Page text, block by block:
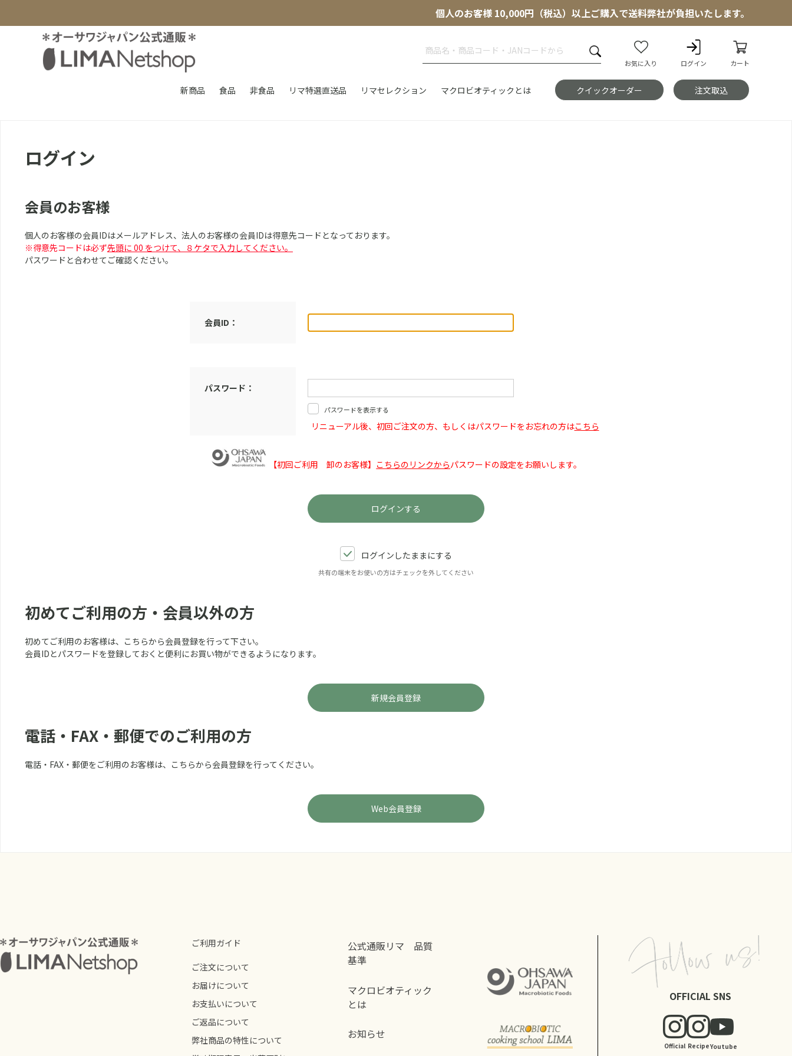
個人のお客様 10,000円（税込）以上ご購入で送料弊社が負担いたします。
お気に入り ログイン カート
新商品 食品 非食品 リマ特選直送品 リマセレクション マクロビオティックとは クイックオーダー 注文取込
ログイン
会員のお客様
個人のお客様の会員IDはメールアドレス、法人のお客様の会員IDは得意先コードとなっております。
※得意先コードは必ず先頭に 00 をつけて、８ケタで入力してください。
パスワードと合わせてご確認ください。
会員ID：
パスワード：
パスワードを表示する
リニューアル後、初回ご注文の方、もしくはパスワードをお忘れの方はこちら
【初回ご利用 卸のお客様】 こちらのリンクからパスワードの設定をお願いします。
ログインしたままにする
共有の端末をお使いの方はチェックを外してください
初めてご利用の方・会員以外の方
初めてご利用のお客様は、こちらから会員登録を行って下さい。
会員IDとパスワードを登録しておくと便利にお買い物ができるようになります。
電話・FAX・郵便でのご利用の方
電話・FAX・郵便をご利用のお客様は、こちらから会員登録を行ってください。
ご利用ガイド
ご注文について
お届けについて
お支払いについて
ご返品について
弊社商品の特性について
公式通販リマ 品質
基準
マクロビオティック
とは
お知らせ
OFFICIAL SNS
Official RecipeYoutube